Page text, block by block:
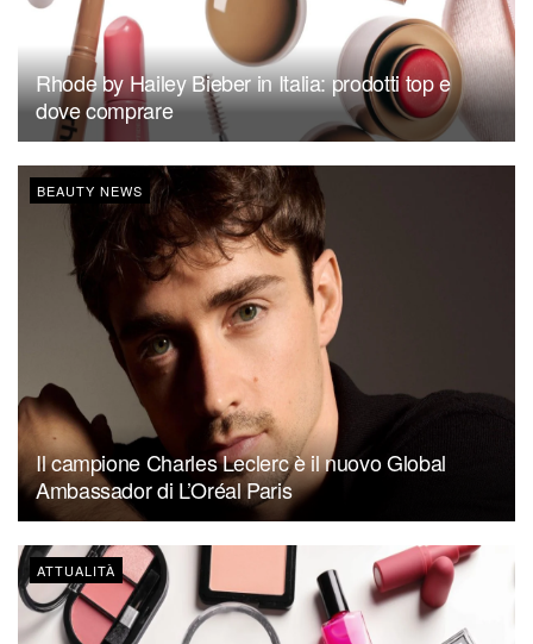
Rhode by Hailey Bieber in Italia: prodotti top e
dove comprare
BEAUTY NEWS
Il campione Charles Leclerc è il nuovo Global
Ambassador di L’Oréal Paris
ATTUALITÀ